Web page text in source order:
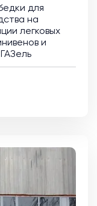
для
на
легковых
и